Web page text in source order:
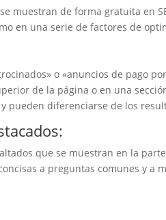
muestran de forma gratuita en
en una serie de factores de
o «anuncios de pago
de la página o en una
pueden diferenciarse de los
que se muestran en la
a preguntas comunes y a